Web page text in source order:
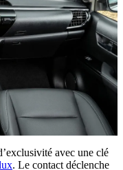
avec une clé
. Le contact déclenche